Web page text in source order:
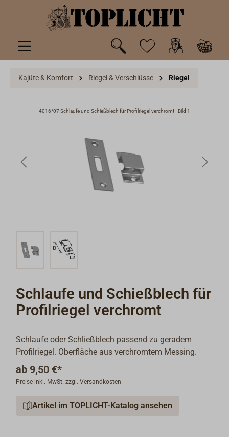
springen
Kajüte & Komfort Riegel & Verschlüsse Riegel
4016*07 Schlaufe und Schießblech für Profilriegel verchromt - Bild 1
Schlaufe und Schießblech für
Profilriegel verchromt
Schlaufe oder Schließblech passend zu geradem
Profilriegel. Oberfläche aus verchromtem Messing.
ab 9,50 €*
Preise inkl. MwSt. zzgl. Versandkosten
Artikel im TOPLICHT-Katalog ansehen